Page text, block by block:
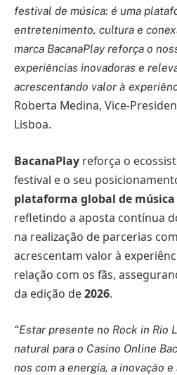
festival de música: é uma
entretenimento, cultura e
marca BacanaPlay reforça o
experiências inovadoras e
acrescentando valor à
Roberta Medina, Vice-
Lisboa.
BacanaPlay reforça o
festival e o seu
plataforma global de música
refletindo a aposta contínua
na realização de parcerias
acrescentam valor à
relação com os fãs,
da edição de2026.
“Estar presente no Rock in Rio
natural para o Casino Online
nos com a energia, a inovação